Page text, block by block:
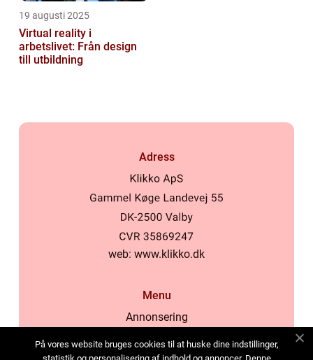
19 augusti 2025
Virtual reality i
arbetslivet: Från design
till utbildning
Adress
web: www.klikko.dk
Menu
Annonsering
Cookies
På vores website bruges cookies til at huske dine indstillinger,